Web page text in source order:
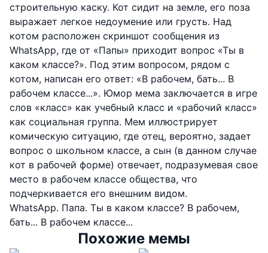
строительную каску. Кот сидит на земле, его поза
выражает легкое недоумение или грусть. Над
котом расположен скриншот сообщения из
WhatsApp, где от «Папы» приходит вопрос «Ты в
каком классе?». Под этим вопросом, рядом с
котом, написан его ответ: «В рабочем, бать... В
рабочем классе...». Юмор мема заключается в игре
слов «класс» как учебный класс и «рабочий класс»
как социальная группа. Мем иллюстрирует
комическую ситуацию, где отец, вероятно, задает
вопрос о школьном классе, а сын (в данном случае
кот в рабочей форме) отвечает, подразумевая свое
место в рабочем классе общества, что
подчеркивается его внешним видом.
WhatsApp. Папа. Ты в каком классе? В рабочем,
бать... В рабочем классе...
Похожие мемы